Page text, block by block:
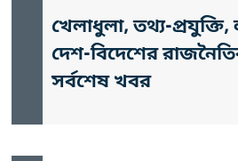
খেলাধুলা, তথ্য-
দেশ-বিদেশের
সর্বশেষ খবর